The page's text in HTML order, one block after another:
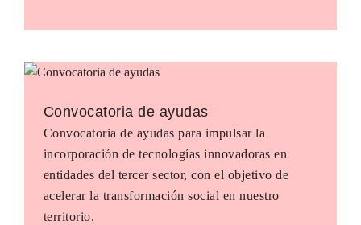
Convocatoria de ayudas
Convocatoria de ayudas para impulsar la
incorporación de tecnologías innovadoras en
entidades del tercer sector, con el objetivo de
acelerar la transformación social en nuestro
territorio.